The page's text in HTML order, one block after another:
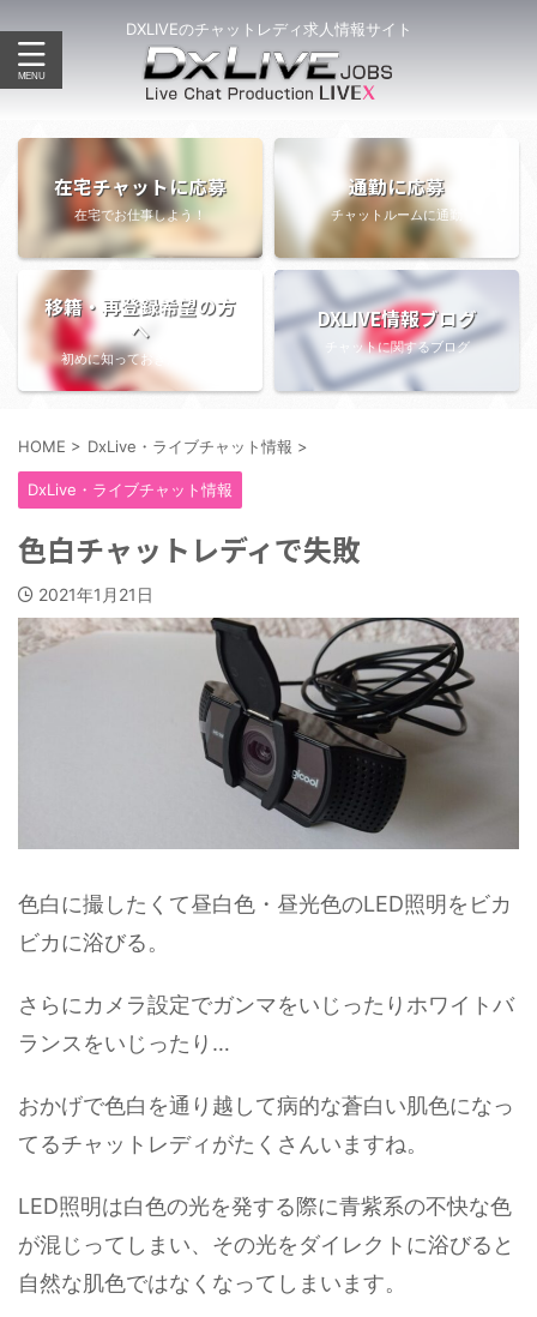
DXLIVEのチャットレディ求人情報サイト
在宅チャットに応募
在宅でお仕事しよう！
通勤に応募
チャットルームに通勤
移籍・再登録希望の方
へ
初めに知っておきたい情報
DXLIVE情報ブログ
チャットに関するブログ
HOME > DxLive・ライブチャット情報 >
DxLive・ライブチャット情報
色白チャットレディで失敗
2021年1月21日
色白に撮したくて昼白色・昼光色のLED照明をビカ
ビカに浴びる。
さらにカメラ設定でガンマをいじったりホワイトバ
ランスをいじったり…
おかげで色白を通り越して病的な蒼白い肌色になっ
てるチャットレディがたくさんいますね。
LED照明は白色の光を発する際に青紫系の不快な色
が混じってしまい、その光をダイレクトに浴びると
自然な肌色ではなくなってしまいます。